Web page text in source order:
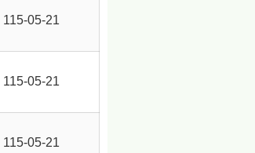
115-05-21
115-05-21
115-05-21